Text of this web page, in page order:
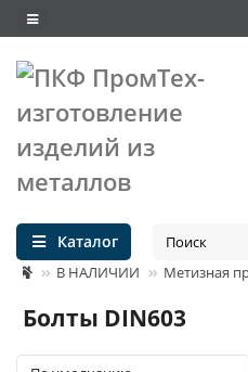
Каталог
В НАЛИЧИИ Метизная
Болты DIN603